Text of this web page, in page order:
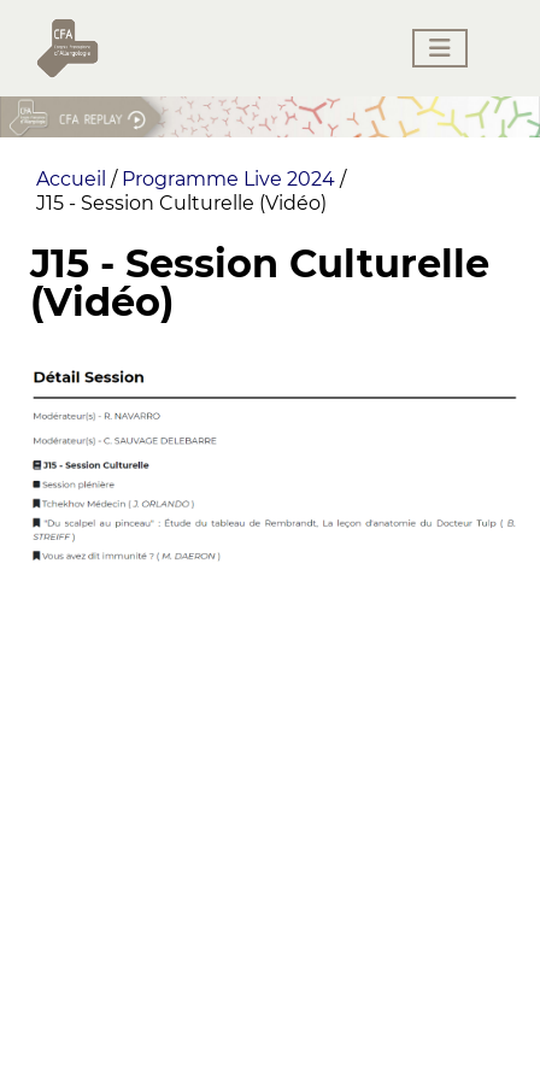
Accueil / Programme Live 2024 /
J15 - Session Culturelle (Vidéo)
J15 - Session Culturelle
(Vidéo)